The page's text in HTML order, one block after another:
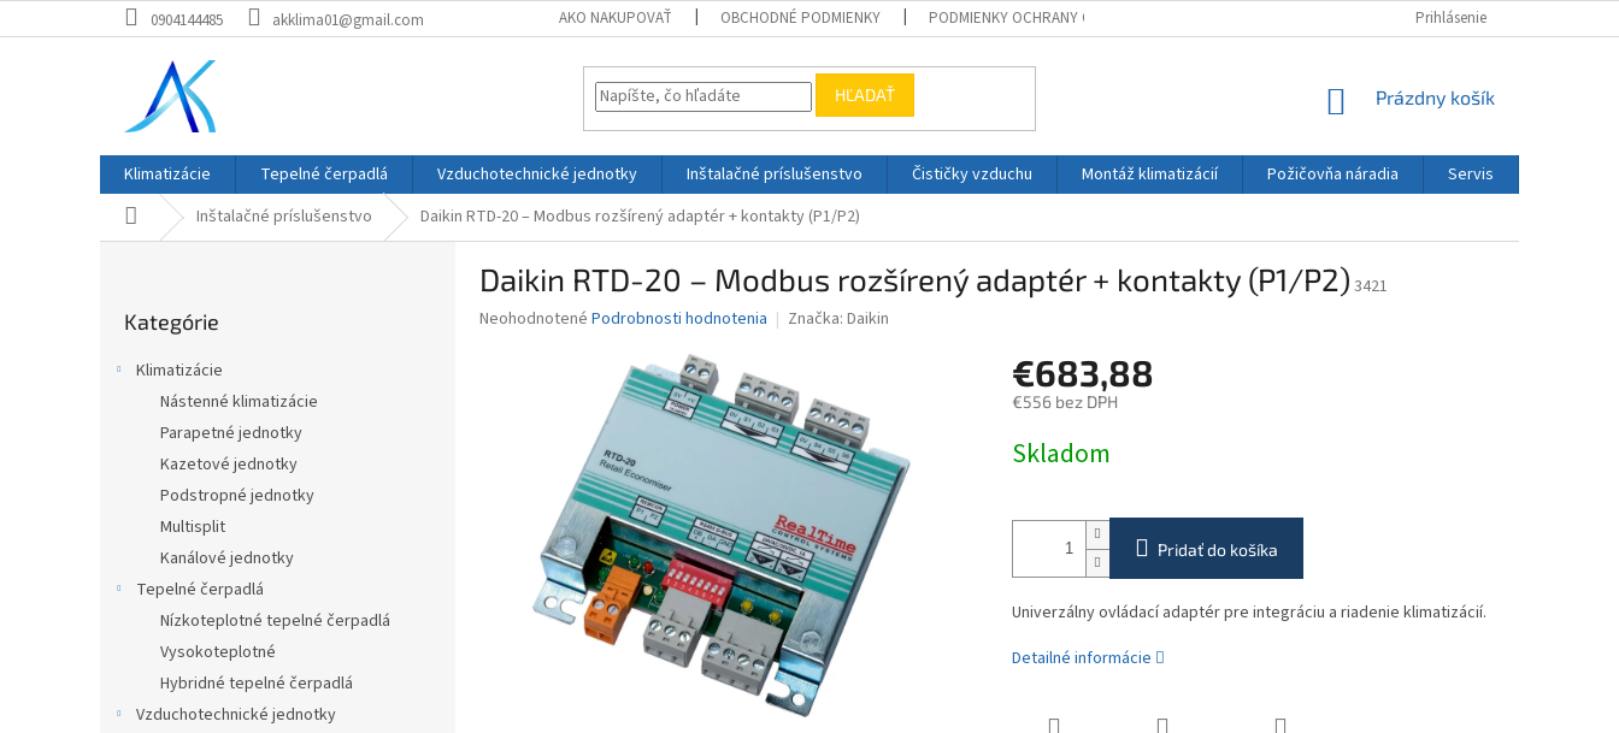
na
0904144485 akklima01@gmail.com AKO NAKUPOVAŤ OBCHODNÉ PODMIENKY PODMIENKY OCHRANY OSOBNÝCH ÚDAJOV Prihlásenie
HĽADAŤ
NÁKUPNÝ
Prázdny košík
Klimatizácie Tepelné čerpadlá Vzduchotechnické jednotky Inštalačné príslušenstvo Čističky vzduchu Montáž klimatizácií Požičovňa náradia Servis
DomovInštalačné príslušenstvo Daikin RTD-20 – Modbus rozšírený adaptér + kontakty (P1/P2)
kategórie
Kategórie
Klimatizácie
Nástenné klimatizácie
Parapetné jednotky
Kazetové jednotky
Podstropné jednotky
Multisplit
Kanálové jednotky
Tepelné čerpadlá
Nízkoteplotné tepelné čerpadlá
Vysokoteplotné
Hybridné tepelné čerpadlá
Vzduchotechnické jednotky
Daikin RTD-20 – Modbus rozšírený adaptér + kontakty (P1/P2) 3421
Priemerné
Neohodnotené Podrobnosti hodnotenia Značka: Daikin
€683,88
€556 bez DPH
cena:
Skladom
Pridať do košíka
Univerzálny ovládací adaptér pre integráciu a riadenie klimatizácií.
Detailné informácie